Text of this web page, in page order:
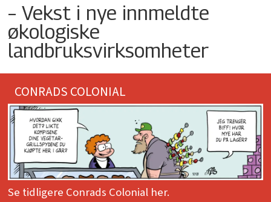
– Vekst i nye innmeldte
økologiske
landbruksvirksomheter
CONRADS COLONIAL
Se tidligere Conrads Colonial her.